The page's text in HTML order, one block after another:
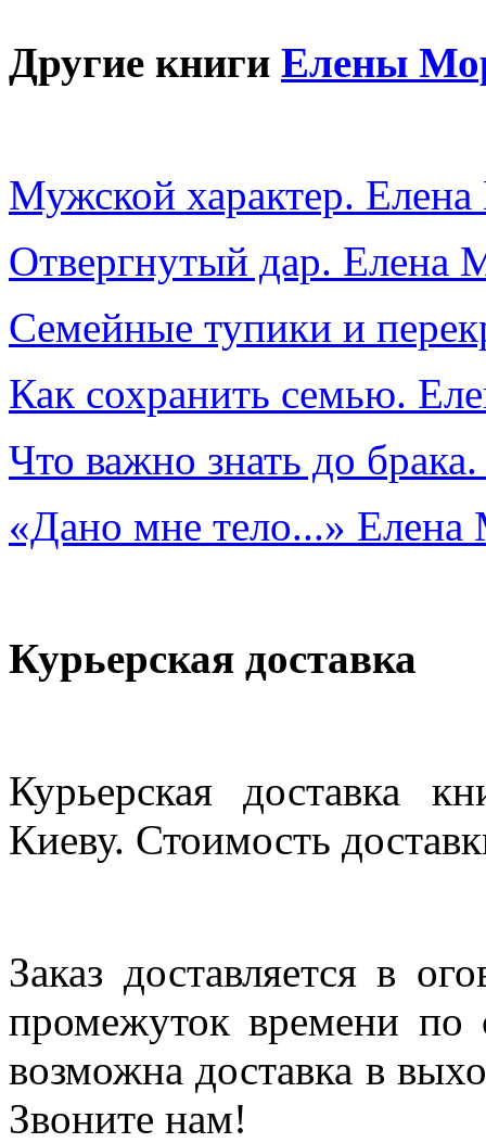
Другие книги Елены
Мужской характер.
Отвергнутый дар. Елена
Семейные тупики и
Как сохранить семью.
Что важно знать до
«Дано мне тело...» Елена
Курьерская доставка
Курьерская доставка
Киеву. Стоимость
Заказ доставляется в
промежуток времени по
возможна доставка в
Звоните нам!